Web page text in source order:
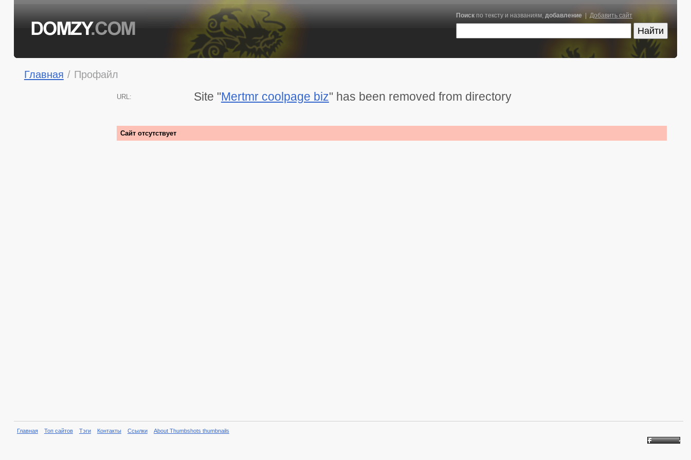
Поискпо тексту и названиям, добавление| Добавить сайт
Главная / Профайл
URL: Site "Mertmr coolpage biz" has been removed from directory
Сайт отсутствует
Главная Топ сайтов Тэги Контакты Ссылки About Thumbshots thumbnails